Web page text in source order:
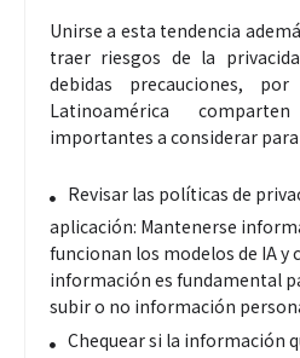
Unirse a esta tendencia
traer riesgos de la
debidas precauciones,
Latinoamérica
importantes a considerar
Revisar las políticas de
aplicación: Mantenerse
funcionan los modelos de IA y
información es fundamental
subir o no información
Chequear si la información